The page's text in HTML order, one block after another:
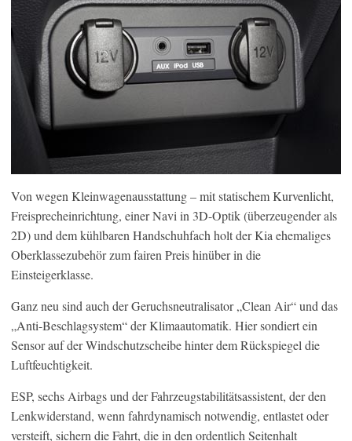
Von wegen Kleinwagenausstattung – mit statischem Kurvenlicht,
Freisprecheinrichtung, einer Navi in 3D-Optik (überzeugender als
2D) und dem kühlbaren Handschuhfach holt der Kia ehemaliges
Oberklassezubehör zum fairen Preis hinüber in die
Einsteigerklasse.
Ganz neu sind auch der Geruchsneutralisator „Clean Air“ und das
„Anti-Beschlagsystem“ der Klimaautomatik. Hier sondiert ein
Sensor auf der Windschutzscheibe hinter dem Rückspiegel die
Luftfeuchtigkeit.
ESP, sechs Airbags und der Fahrzeugstabilitätsassistent, der den
Lenkwiderstand, wenn fahrdynamisch notwendig, entlastet oder
versteift, sichern die Fahrt, die in den ordentlich Seitenhalt